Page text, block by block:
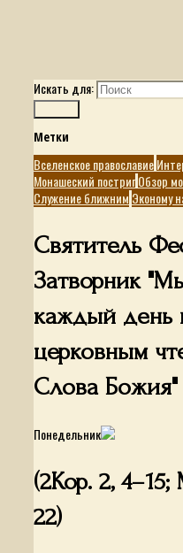
Искать для:
Метки
Вселенское православие
Монашеский постригОбзор
Служение ближним Эконому
Святитель
Затворник
каждый день
церковным
Слова Божия"
Понедельник
(2Кор. 2,
22)